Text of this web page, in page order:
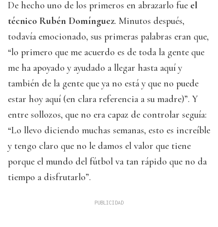
De hecho uno de los primeros en abrazarlo fue el
técnico Rubén Domínguez. Minutos después,
todavía emocionado, sus primeras palabras eran que,
“lo primero que me acuerdo es de toda la gente que
me ha apoyado y ayudado a llegar hasta aquí y
también de la gente que ya no está y que no puede
estar hoy aquí (en clara referencia a su madre)”. Y
entre sollozos, que no era capaz de controlar seguía:
“Lo llevo diciendo muchas semanas, esto es increíble
y tengo claro que no le damos el valor que tiene
porque el mundo del fútbol va tan rápido que no da
tiempo a disfrutarlo”.